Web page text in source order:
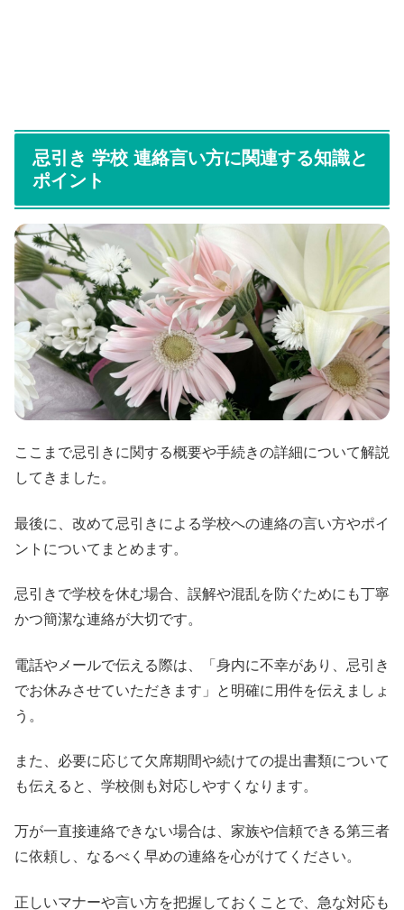
忌引き 学校 連絡言い方に関連する知識と
ポイント
ここまで忌引きに関する概要や手続きの詳細について解説
してきました。
最後に、改めて忌引きによる学校への連絡の言い方やポイ
ントについてまとめます。
忌引きで学校を休む場合、誤解や混乱を防ぐためにも丁寧
かつ簡潔な連絡が大切です。
電話やメールで伝える際は、「身内に不幸があり、忌引き
でお休みさせていただきます」と明確に用件を伝えましょ
う。
また、必要に応じて欠席期間や続けての提出書類について
も伝えると、学校側も対応しやすくなります。
万が一直接連絡できない場合は、家族や信頼できる第三者
に依頼し、なるべく早めの連絡を心がけてください。
正しいマナーや言い方を把握しておくことで、急な対応も